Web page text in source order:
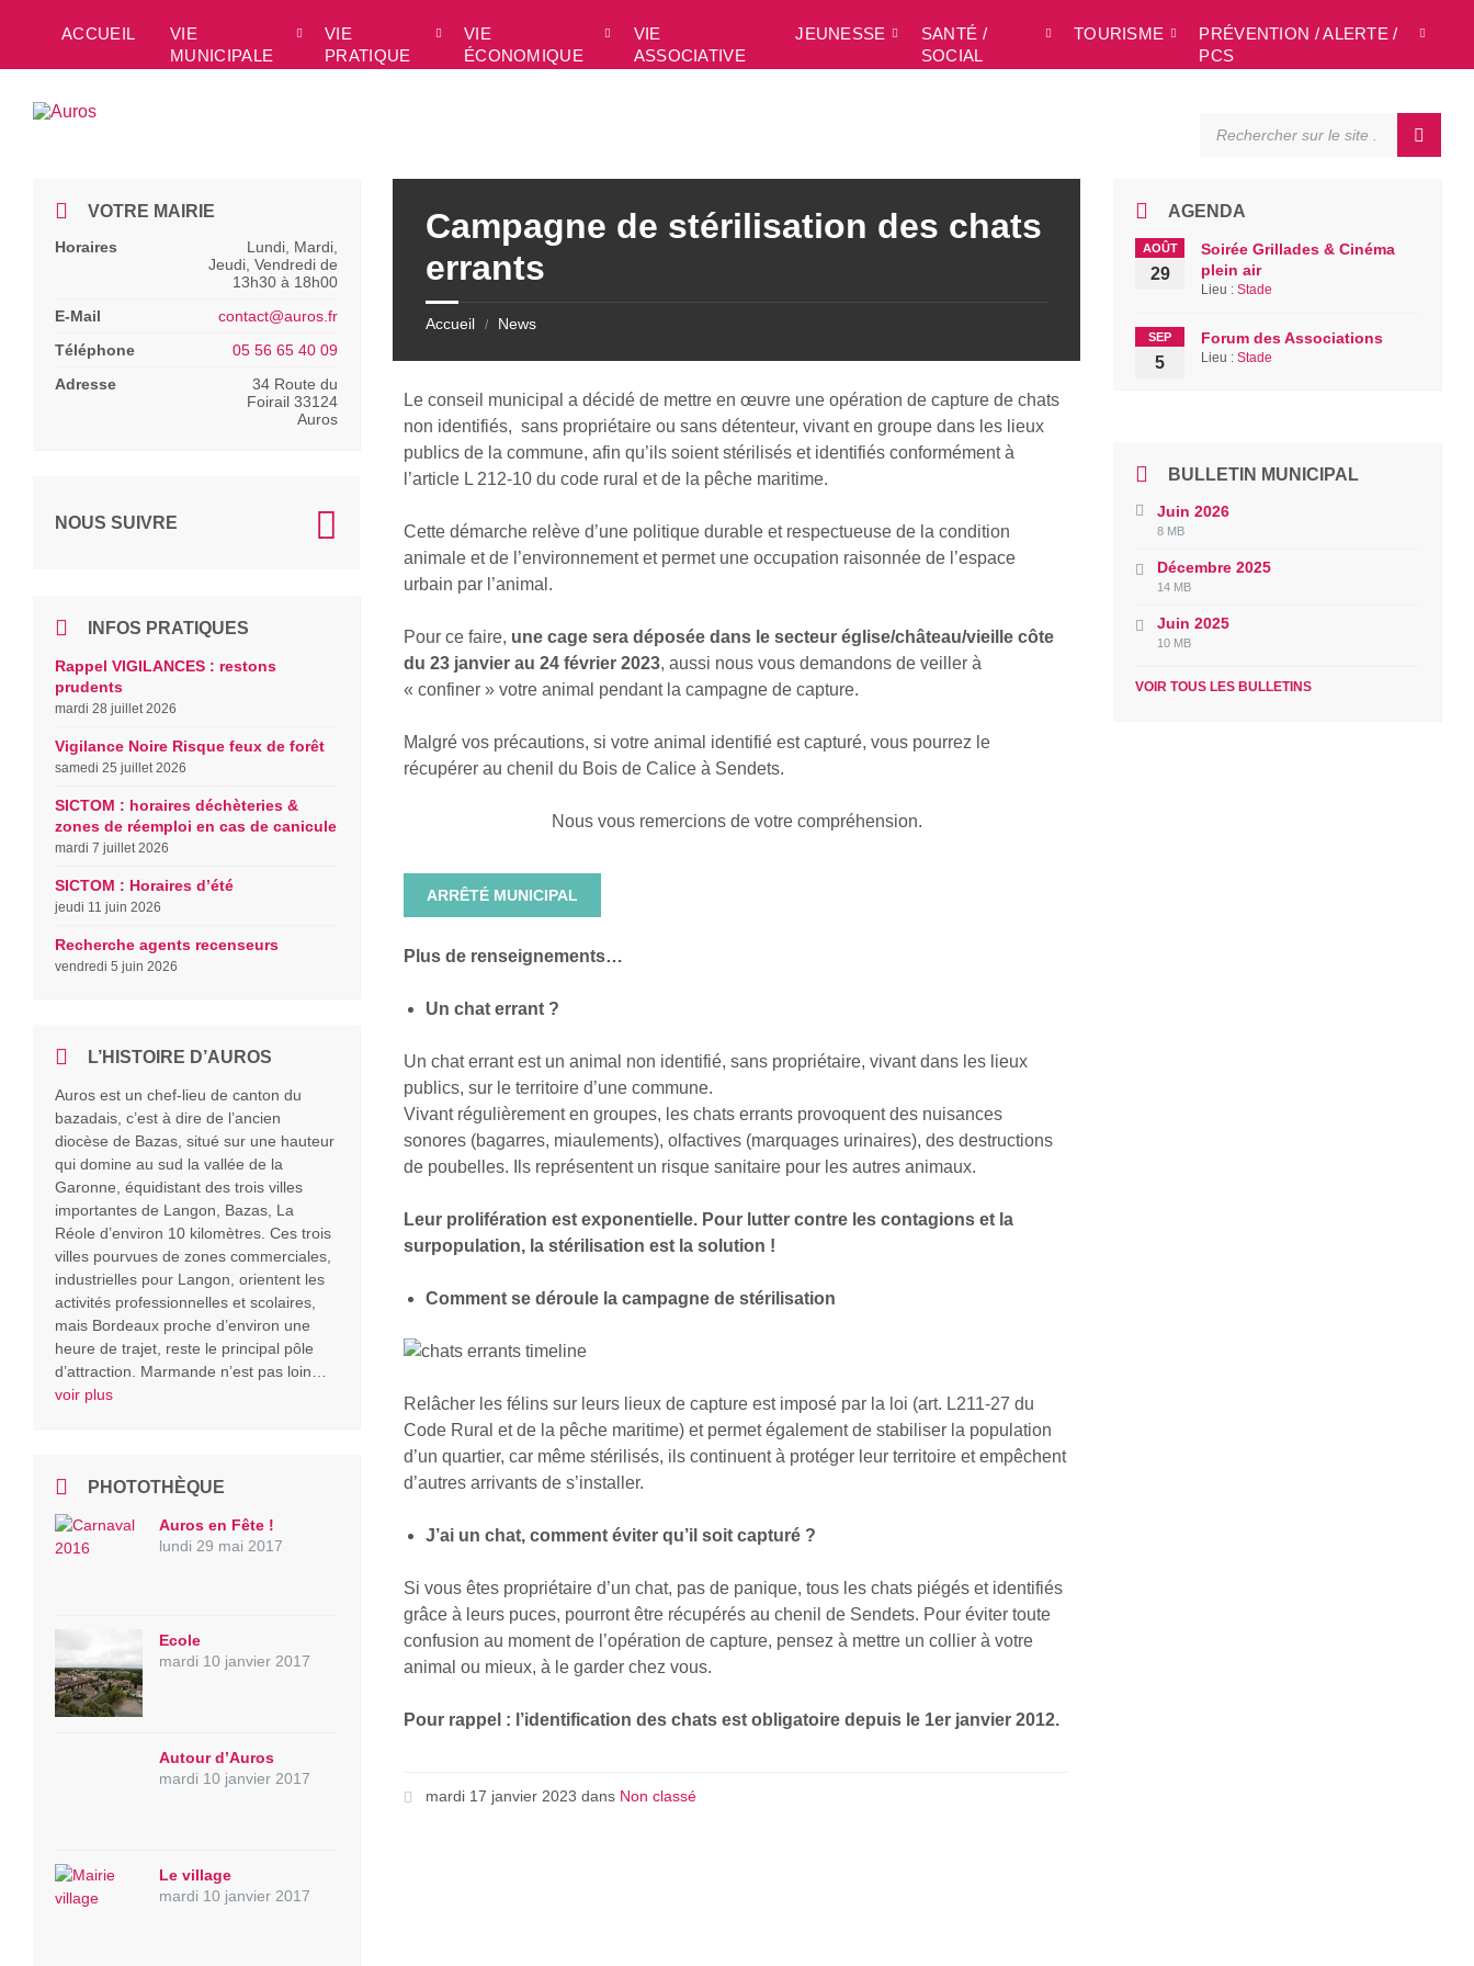
sidebar
sidebar
ACCUEIL
VIE
MUNICIPALE
VIE
PRATIQUE
VIE
ÉCONOMIQUE
VIE
ASSOCIATIVE
JEUNESSE
SANTÉ /
SOCIAL
TOURISME
PRÉVENTION / ALERTE /
PCS
Campagne de stérilisation des chats
errants
Accueil / News
Le conseil municipal a décidé de mettre en œuvre une opération de capture de chats
non identifiés, sans propriétaire ou sans détenteur, vivant en groupe dans les lieux
publics de la commune, afin qu’ils soient stérilisés et identifiés conformément à
l’article L 212-10 du code rural et de la pêche maritime.
Cette démarche relève d’une politique durable et respectueuse de la condition
animale et de l’environnement et permet une occupation raisonnée de l’espace
urbain par l’animal.
Pour ce faire, une cage sera déposée dans le secteur église/château/vieille côte
du 23 janvier au 24 février 2023, aussi nous vous demandons de veiller à
« confiner » votre animal pendant la campagne de capture.
Malgré vos précautions, si votre animal identifié est capturé, vous pourrez le
récupérer au chenil du Bois de Calice à Sendets.
Nous vous remercions de votre compréhension.
ARRÊTÉ MUNICIPAL
Plus de renseignements…
Un chat errant ?
Un chat errant est un animal non identifié, sans propriétaire, vivant dans les lieux
publics, sur le territoire d’une commune.
Vivant régulièrement en groupes, les chats errants provoquent des nuisances
sonores (bagarres, miaulements), olfactives (marquages urinaires), des destructions
de poubelles. Ils représentent un risque sanitaire pour les autres animaux.
Leur prolifération est exponentielle. Pour lutter contre les contagions et la
surpopulation, la stérilisation est la solution !
Comment se déroule la campagne de stérilisation
Relâcher les félins sur leurs lieux de capture est imposé par la loi (art. L211-27 du
Code Rural et de la pêche maritime) et permet également de stabiliser la population
d’un quartier, car même stérilisés, ils continuent à protéger leur territoire et empêchent
d’autres arrivants de s’installer.
J’ai un chat, comment éviter qu’il soit capturé ?
Si vous êtes propriétaire d’un chat, pas de panique, tous les chats piégés et identifiés
grâce à leurs puces, pourront être récupérés au chenil de Sendets. Pour éviter toute
confusion au moment de l’opération de capture, pensez à mettre un collier à votre
animal ou mieux, à le garder chez vous.
Pour rappel : l’identification des chats est obligatoire depuis le 1er janvier 2012.
mardi 17 janvier 2023dans Non classé
VOTRE MAIRIE
Horaires
Lundi, Mardi,
Jeudi, Vendredi de
13h30 à 18h00
E-Mail
contact@auros.fr
Téléphone
05 56 65 40 09
Adresse
34 Route du
Foirail 33124
Auros
NOUS SUIVRE
INFOS PRATIQUES
Rappel VIGILANCES : restons
prudents
mardi 28 juillet 2026
Vigilance Noire Risque feux de forêt
samedi 25 juillet 2026
SICTOM : horaires déchèteries &
zones de réemploi en cas de canicule
mardi 7 juillet 2026
SICTOM : Horaires d’été
jeudi 11 juin 2026
Recherche agents recenseurs
vendredi 5 juin 2026
L’HISTOIRE D’AUROS
Auros est un chef-lieu de canton du
bazadais, c’est à dire de l’ancien
diocèse de Bazas, situé sur une hauteur
qui domine au sud la vallée de la
Garonne, équidistant des trois villes
importantes de Langon, Bazas, La
Réole d’environ 10 kilomètres. Ces trois
villes pourvues de zones commerciales,
industrielles pour Langon, orientent les
activités professionnelles et scolaires,
mais Bordeaux proche d’environ une
heure de trajet, reste le principal pôle
d’attraction. Marmande n’est pas loin…
voir plus
PHOTOTHÈQUE
Auros en Fête !
lundi 29 mai 2017
Ecole
mardi 10 janvier 2017
Autour d’Auros
mardi 10 janvier 2017
Le village
mardi 10 janvier 2017
AGENDA
AOÛT
29
Soirée Grillades & Cinéma
plein air
Lieu :Stade
SEP
5
Forum des Associations
Lieu :Stade
BULLETIN MUNICIPAL
Juin 2026
File
pdf
File
8 MB
Décembre 2025
File
pdf
File
14 MB
Juin 2025
File
pdf
File
10 MB
VOIR TOUS LES BULLETINS